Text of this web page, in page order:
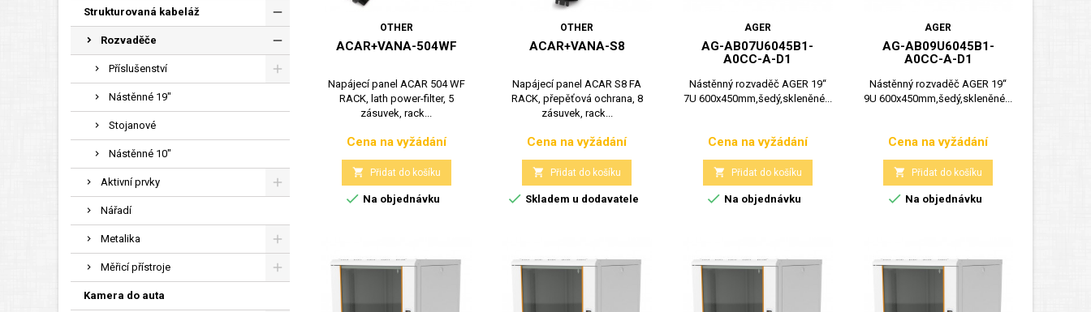
Strukturovaná kabeláž
Rozvaděče
Příslušenství
Nástěnné 19"
Stojanové
Nástěnné 10"
Aktivní prvky
Nářadí
Metalika
Měřicí přístroje
Kamera do auta
OTHER
ACAR+VANA-504WF
Napájecí panel ACAR 504 WF
RACK, lath power-filter, 5
zásuvek, rack...
Cena
Cena na vyžádání
 Přidat do košíku
 Na objednávku
OTHER
ACAR+VANA-S8
Napájecí panel ACAR S8 FA
RACK, přepěťová ochrana, 8
zásuvek, rack...
Cena
Cena na vyžádání
 Přidat do košíku
 Skladem u dodavatele
AGER
AG-AB07U6045B1-
A0CC-A-D1
Nástěnný rozvaděč AGER 19“
7U 600x450mm,šedý,skleněné...
Cena
Cena na vyžádání
 Přidat do košíku
 Na objednávku
AGER
AG-AB09U6045B1-
A0CC-A-D1
Nástěnný rozvaděč AGER 19“
9U 600x450mm,šedý,skleněné...
Cena
Cena na vyžádání
 Přidat do košíku
 Na objednávku